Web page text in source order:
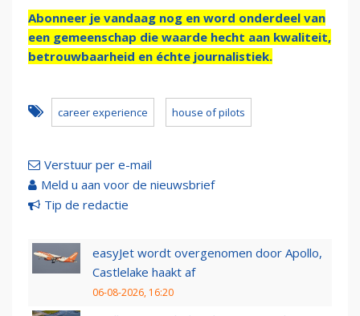
Abonneer je vandaag nog en word onderdeel van
een gemeenschap die waarde hecht aan kwaliteit,
betrouwbaarheid en échte journalistiek.
career experience house of pilots
Verstuur per e-mail
Meld u aan voor de nieuwsbrief
Tip de redactie
easyJet wordt overgenomen door Apollo,
Castlelake haakt af
06-08-2026, 16:20